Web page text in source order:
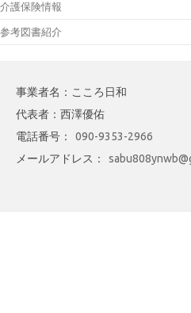
介護保険情報
参考図書紹介
事業者名：こころ日和
代表者：西澤優佑
電話番号：
090-9353-2966
メールアドレス：